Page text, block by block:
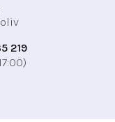
219